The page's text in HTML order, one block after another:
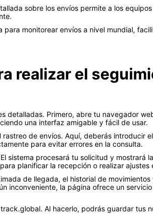
sobre los envíos permite a los
monitorear envíos a nivel mundial,
realizar el
detalladas. Primero, abre tu navegador
una interfaz amigable y fácil de usar.
de envíos. Aquí, deberás introducir
para evitar errores en la consulta.
sistema procesará tu solicitud y mostrará
planificar la recepción o realizar ajustes
de llegada, el historial de
inconveniente, la página ofrece un
Al hacerlo, podrás guardar tus